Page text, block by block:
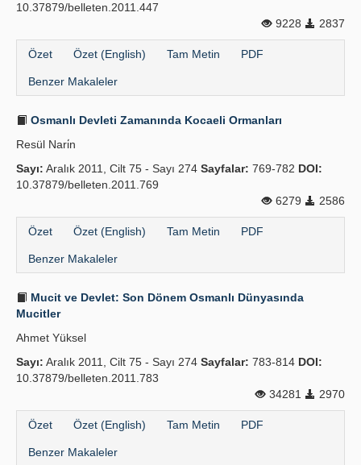
10.37879/belleten.2011.447
9228
2837
Özet Özet (English) Tam Metin PDF
Benzer Makaleler
Osmanlı Devleti Zamanında Kocaeli Ormanları
Resül Nari̇n
Sayı: Aralık 2011, Cilt 75 - Sayı 274 Sayfalar: 769-782 DOI:
10.37879/belleten.2011.769
6279
2586
Özet Özet (English) Tam Metin PDF
Benzer Makaleler
Mucit ve Devlet: Son Dönem Osmanlı Dünyasında
Mucitler
Ahmet Yüksel
Sayı: Aralık 2011, Cilt 75 - Sayı 274 Sayfalar: 783-814 DOI:
10.37879/belleten.2011.783
34281
2970
Özet Özet (English) Tam Metin PDF
Benzer Makaleler